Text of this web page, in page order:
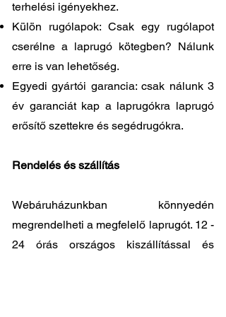
terhelési igényekhez.
Külön rugólapok: Csak egy rugólapot
cserélne a laprugó kötegben? Nálunk
erre is van lehetőség.
Egyedi gyártói garancia: csak nálunk 3
év garanciát kap a laprugókra laprugó
erősítő szettekre és segédrugókra.
Rendelés és szállítás
Webáruházunkban könnyedén
megrendelheti a megfelelő laprugót. 12 -
24 órás országos kiszállítással és